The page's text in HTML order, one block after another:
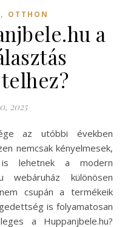
, OTTHON
a
2025
nemcsak kényelmesek,
lehetnek a modern
webáruház különösen
csupán a termékeik
is folyamatosan
a Huppanjbele.hu?